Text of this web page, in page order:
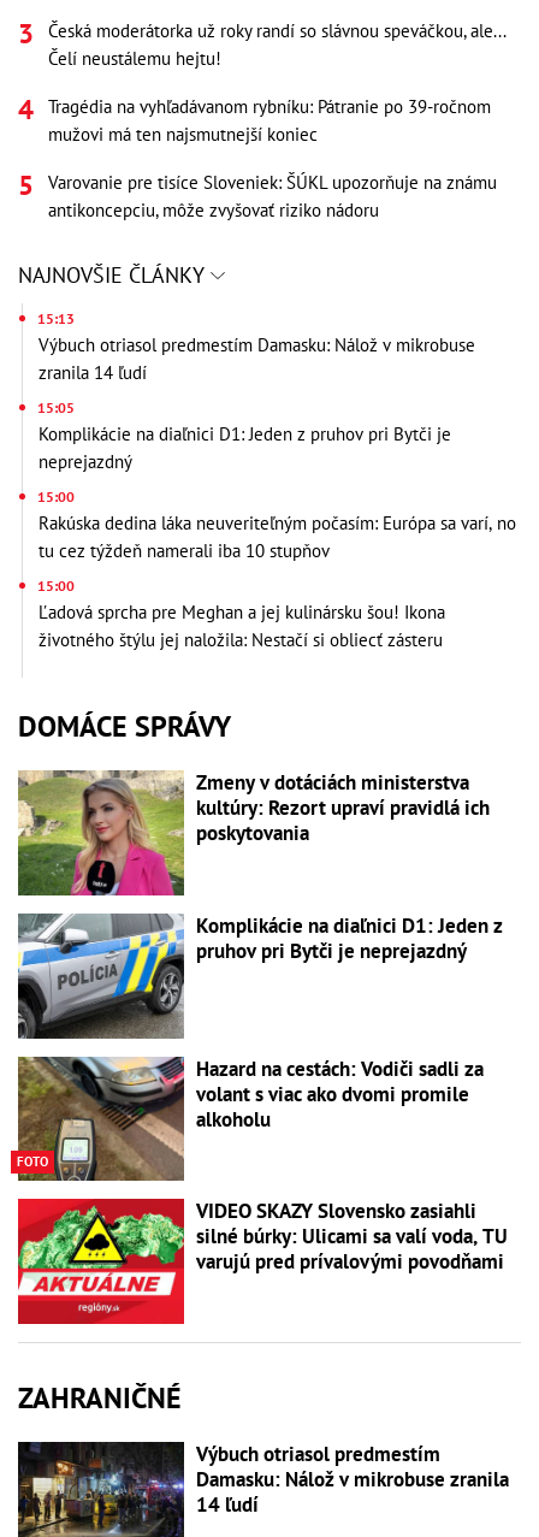
Česká moderátorka už roky randí so slávnou speváčkou, ale...
Čelí neustálemu hejtu!
Tragédia na vyhľadávanom rybníku: Pátranie po 39-ročnom
mužovi má ten najsmutnejší koniec
Varovanie pre tisíce Sloveniek: ŠÚKL upozorňuje na známu
antikoncepciu, môže zvyšovať riziko nádoru
NAJNOVŠIE ČLÁNKY
15:13
Výbuch otriasol predmestím Damasku: Nálož v mikrobuse
zranila 14 ľudí
15:05
Komplikácie na diaľnici D1: Jeden z pruhov pri Bytči je
neprejazdný
15:00
Rakúska dedina láka neuveriteľným počasím: Európa sa varí, no
tu cez týždeň namerali iba 10 stupňov
15:00
Ľadová sprcha pre Meghan a jej kulinársku šou! Ikona
životného štýlu jej naložila: Nestačí si obliecť zásteru
DOMÁCE SPRÁVY
Zmeny v dotáciách ministerstva
kultúry: Rezort upraví pravidlá ich
poskytovania
Komplikácie na diaľnici D1: Jeden z
pruhov pri Bytči je neprejazdný
FOTO
Hazard na cestách: Vodiči sadli za
volant s viac ako dvomi promile
alkoholu
VIDEO SKAZY Slovensko zasiahli
silné búrky: Ulicami sa valí voda, TU
varujú pred prívalovými povodňami
ZAHRANIČNÉ
Výbuch otriasol predmestím
Damasku: Nálož v mikrobuse zranila
14 ľudí